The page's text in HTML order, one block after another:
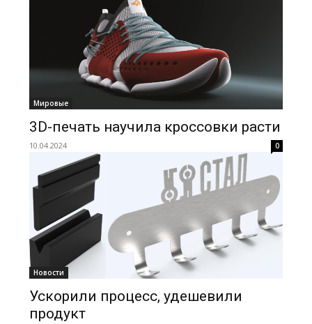
Мировые
3D-печать научила кроссовки расти
10.04.2024 0
Новости
Ускорили процесс, удешевили
продукт